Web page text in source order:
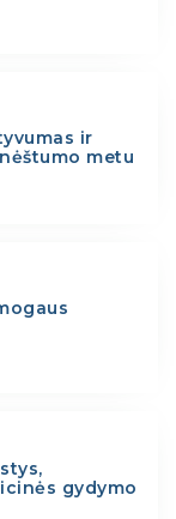
ir
metu
gydymo